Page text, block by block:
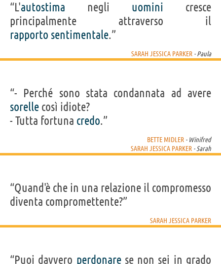
“L'autostima negli uomini cresce
principalmente attraverso il
rapporto sentimentale.”
SARAH JESSICA PARKER - Paula
“- Perché sono stata condannata ad avere
sorelle così idiote?
- Tutta fortuna credo.”
BETTE MIDLER - Winifred
SARAH JESSICA PARKER - Sarah
“Quand'è che in una relazione il compromesso
diventa compromettente?”
SARAH JESSICA PARKER
“Puoi davvero perdonarese non sei in grado